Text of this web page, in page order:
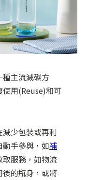
種主流減碳方
用(Reuse)和可
少包裝或再利
手參與，如補
服務，如物流
的瓶身，或將